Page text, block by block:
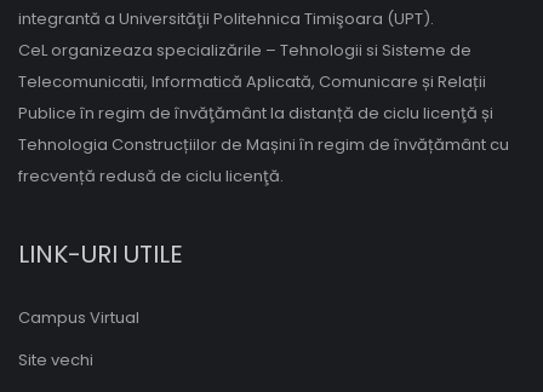
integrantă a Universităţii Politehnica Timişoara (UPT).
CeL organizeaza specializările – Tehnologii si Sisteme de
Telecomunicatii, Informatică Aplicată, Comunicare și Relații
Publice în regim de învăţământ la distanță de ciclu licenţă și
Tehnologia Construcțiilor de Mașini în regim de învățământ cu
frecvență redusă de ciclu licenţă.
LINK-URI UTILE
Campus Virtual
Site vechi